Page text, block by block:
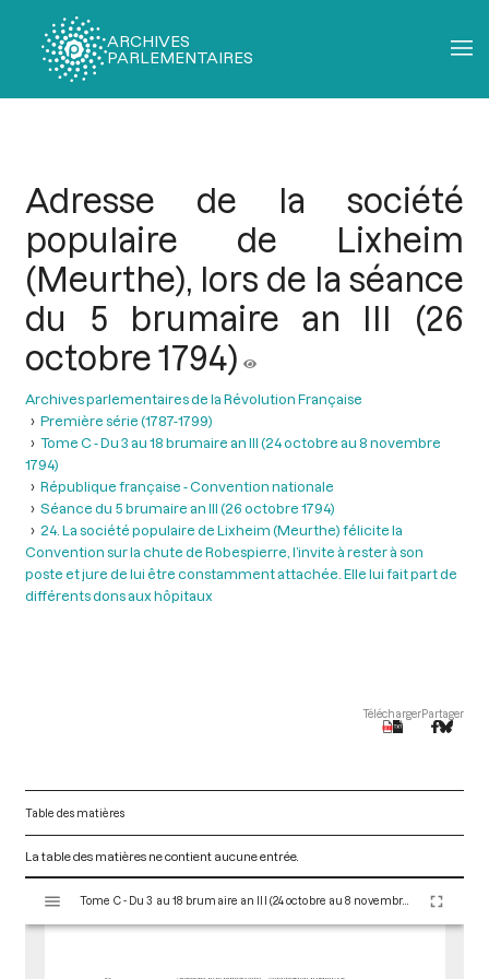
ARCHIVES
PARLEMENTAIRES
Adresse de la société
populaire de Lixheim
(Meurthe), lors de la séance
du 5 brumaire an III (26
octobre 1794)
Archives parlementaires de la Révolution Française
Première série (1787-1799)
Tome C - Du 3 au 18 brumaire an III (24 octobre au 8 novembre
1794)
République française - Convention nationale
Séance du 5 brumaire an III (26 octobre 1794)
24. La société populaire de Lixheim (Meurthe) félicite la
Convention sur la chute de Robespierre, l’invite à rester à son
poste et jure de lui être constamment attachée. Elle lui fait part de
différents dons aux hôpitaux
TéléchargerPartager
Table des matières
La table des matières ne contient aucune entrée.
s